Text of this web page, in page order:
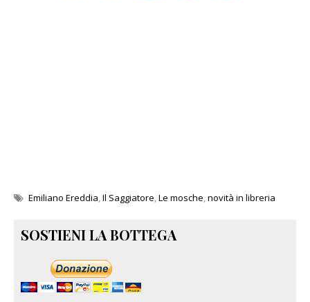
Emiliano Ereddia,Il Saggiatore,Le mosche,novità in libreria
SOSTIENI LA BOTTEGA